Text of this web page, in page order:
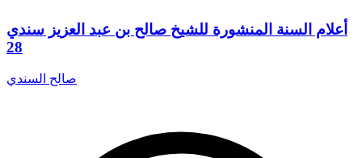
أعلام السنة المنشورة للشيخ صالح بن عبد العزيز سندي
28
صالح السندي